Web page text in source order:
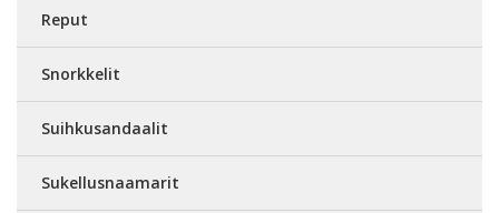
Reput
Snorkkelit
Suihkusandaalit
Sukellusnaamarit